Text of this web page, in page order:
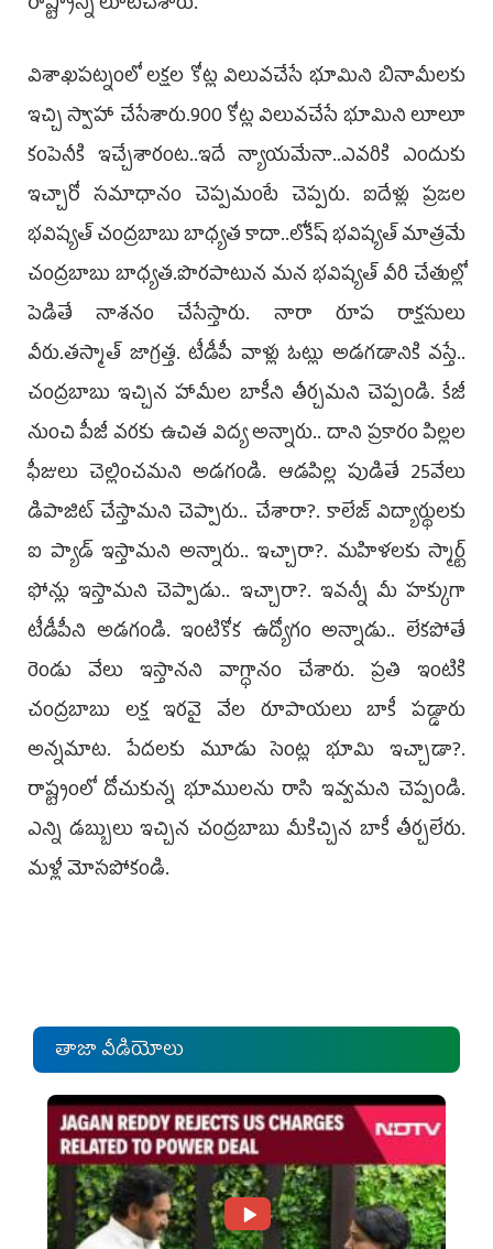
విశాఖపట్నంలో లక్షల కోట్ల విలువచేసే భూమిని బినామీలకు
ఇచ్చి స్వాహా చేసేశారు.900 కోట్ల విలువచేసే భూమిని లూలూ
కంపెనీకి ఇచ్చేశారంట..ఇదే న్యాయమేనా..ఎవరికి ఎందుకు
ఇచ్చారో సమాధానం చెప్పమంటే చెప్పరు. ఐదేళ్లు ప్రజల
భవిష్యత్‌ చంద్రబాబు బాధ్యత కాదా..లోకేష్‌ భవిష్యత్‌ మాత్రమే
చంద్రబాబు బాధ్యత.పొరపాటున మన భవిష్యత్‌ వీరి చేతుల్లో
పెడితే నాశనం చేసేస్తారు. నారా రూప రాక్షసులు
వీరు.తస్మాత్‌ జాగ్రత్త. టీడీపీ వాళ్లు ఓట్లు అడగడానికి వస్తే..
చంద్రబాబు ఇచ్చిన హామీల బాకీని తీర్చమని చెప్పండి. కేజీ
నుంచి పీజీ వరకు ఉచిత విద్య అన్నారు.. దాని ప్రకారం పిల్లల
ఫీజులు చెల్లించమని అడగండి. ఆడపిల్ల పుడితే 25వేలు
డిపాజిట్‌ చేస్తామని చెప్పారు.. చేశారా?. కాలేజ్‌ విద్యార్థులకు
ఐ ప్యాడ్‌ ఇస్తామని అన్నారు.. ఇచ్చారా?. మహిళలకు స్మార్ట్‌
ఫోన్లు ఇస్తామని చెప్పాడు.. ఇచ్చారా?. ఇవన్నీ మీ హక్కుగా
టీడీపీని అడగండి. ఇంటికోక ఉద్యోగం అన్నాడు.. లేకపోతే
రెండు వేలు ఇస్తానని వాగ్ధానం చేశారు. ప్రతి ఇంటికి
చంద్రబాబు లక్ష ఇరవై వేల రూపాయలు బాకీ పడ్డారు
అన్నమాట. పేదలకు మూడు సెంట్ల భూమి ఇచ్చాడా?.
రాష్ట్రంలో దోచుకున్న భూములను రాసి ఇవ్వమని చెప్పండి.
ఎన్ని డబ్బులు ఇచ్చిన చంద్రబాబు మీకిచ్చిన బాకీ తీర్చలేరు.
మళ్లీ మోసపోకండి.
తాజా వీడియోలు